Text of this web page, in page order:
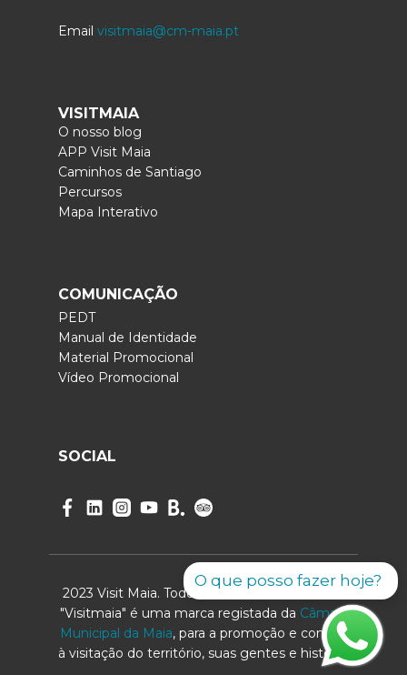
O que posso fazer hoje?
Email visitmaia@cm-maia.pt
VISITMAIA
O nosso blog
APP Visit Maia
Caminhos de Santiago
Percursos
Mapa Interativo
COMUNICAÇÃO
PEDT
Manual de Identidade
Material Promocional
Vídeo Promocional
SOCIAL
2023 Visit Maia. Todos os direitos reservados.
"Visitmaia" é uma marca registada da Câmara
Municipal da Maia, para a promoção e convite
à visitação do território, suas gentes e história.